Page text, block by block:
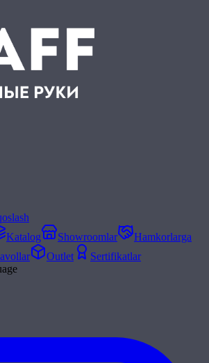
Katalog Showroomlar
Hamkorlarga
Outlet
Sertifikatlar